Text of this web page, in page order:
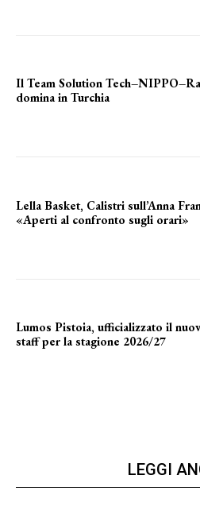
Il Team Solution
domina in Turchia
Lella Basket, Calistri sull’Anna
«Aperti al confronto sugli orari»
Lumos Pistoia, ufficializzato il
staff per la stagione 2026/27
LEGGI